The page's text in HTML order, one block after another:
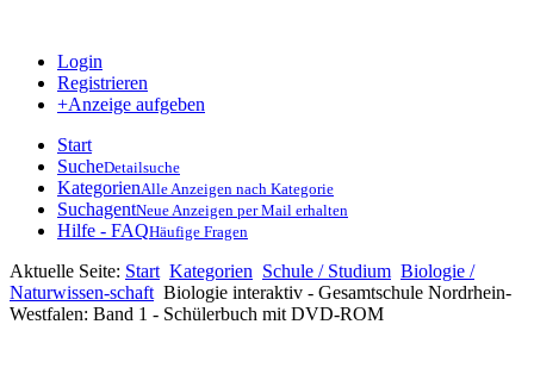
Login
Registrieren
+Anzeige aufgeben
Start
SucheDetailsuche
KategorienAlle Anzeigen nach Kategorie
SuchagentNeue Anzeigen per Mail erhalten
Hilfe - FAQHäufige Fragen
Aktuelle Seite: Start Kategorien Schule / Studium Biologie /
Naturwissen-schaft Biologie interaktiv - Gesamtschule Nordrhein-
Westfalen: Band 1 - Schülerbuch mit DVD-ROM